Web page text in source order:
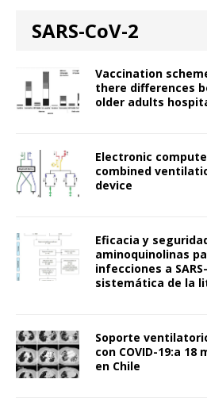
SARS-CoV-2
Vaccination
there differences
older adults
Electronic
combined
device
Eficacia y
aminoquinolinas
infecciones a
sistemática de la
Soporte
con COVID-19:a
en Chile